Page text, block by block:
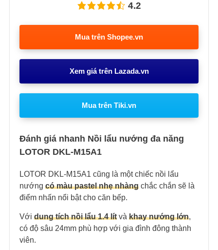
4.2
Mua trên Shopee.vn
Xem giá trên Lazada.vn
Mua trên Tiki.vn
Đánh giá nhanh Nồi lẩu nướng đa năng
LOTOR DKL-M15A1
LOTOR DKL-M15A1 cũng là một chiếc nồi lẩu
nướng có màu pastel nhẹ nhàng chắc chắn sẽ là
điểm nhấn nổi bật cho căn bếp.
Với dung tích nồi lẩu 1.4 lít và khay nướng lớn,
có độ sâu 24mm phù hợp với gia đình đông thành
viên.